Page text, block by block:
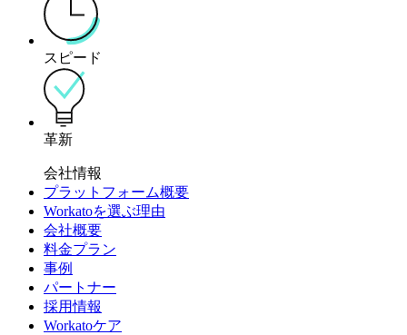
スピード
革新
会社情報
プラットフォーム概要
Workatoを選ぶ理由
会社概要
料金プラン
事例
パートナー
採用情報
Workatoケア